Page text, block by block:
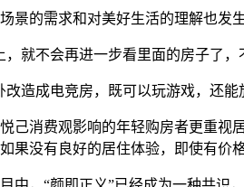
的需求和对美好生活的理解也发
就不会再进一步看里面的房子了
造成电竞房，既可以玩游戏，还能
己消费观影响的年轻购房者更重
没有良好的居住体验，即使有价